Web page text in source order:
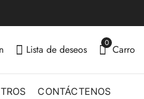
Lista de deseos
0
Carro
CONTÁCTENOS